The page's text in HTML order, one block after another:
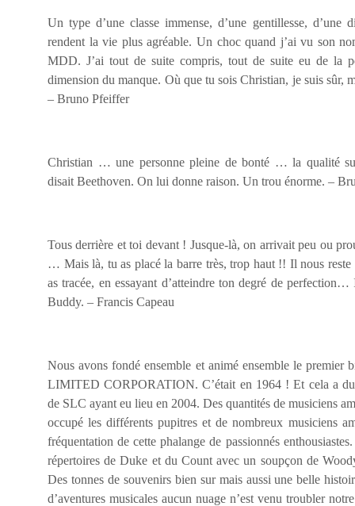
Un type d’une classe immense, d’une gentillesse, d’une
rendent la vie plus agréable. Un choc quand j’ai vu son
MDD. J’ai tout de suite compris, tout de suite eu de la
dimension du manque. Où que tu sois Christian, je suis sûr,
– Bruno Pfeiffer
Christian … une personne pleine de bonté … la qualité
disait Beethoven. On lui donne raison. Un trou énorme. –
Tous derrière et toi devant ! Jusque-là, on arrivait peu ou
… Mais là, tu as placé la barre très, trop haut !! Il nous reste
as tracée, en essayant d’atteindre ton degré de
Buddy. – Francis Capeau
Nous avons fondé ensemble et animé ensemble le premier
LIMITED CORPORATION. C’était en 1964 ! Et cela a
de SLC ayant eu lieu en 2004. Des quantités de musiciens
occupé les différents pupitres et de nombreux musiciens
fréquentation de cette phalange de passionnés
répertoires de Duke et du Count avec un soupçon de
Des tonnes de souvenirs bien sur mais aussi une belle
d’aventures musicales aucun nuage n’est venu troubler